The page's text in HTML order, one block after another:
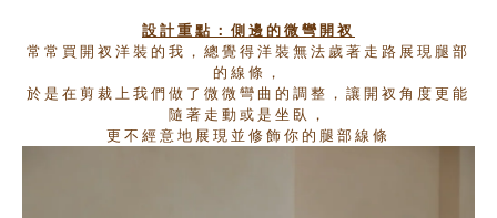
設計重點： 側邊的微彎開衩
常常買開衩洋裝的我，總覺得洋裝無法歲著走路展現腿部
的線條，
於是在剪裁上我們做了微微彎曲的調整，讓開衩角度更能
隨著走動或是坐臥，
更不經意地展現並修飾你的腿部線條